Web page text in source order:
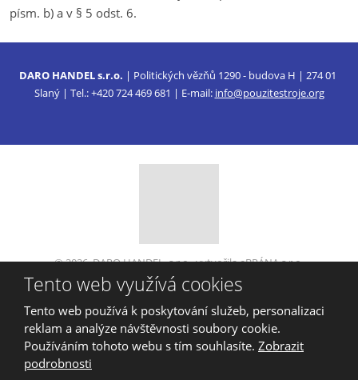
písm. b) a v § 5 odst. 6.
DARO HANDEL s.r.o. | Politických vězňů 1290 - budova H | 274 01
Slaný | Tel.: +420 724 469 681 | E-mail: info@pouzitestroje.org
© 2026, DARO HANDEL, s.r.o., vytvořila eBRÁNA s.r.o.
Mapa stránek |Podmínky použití
VYROBILA
Tento web je chráněn pomocí Google ReCAPTCHA a platí pro něj
Tento web využívá cookies
Tento web používá k poskytování služeb, personalizaci
reklam a analýze návštěvnosti soubory cookie.
Používáním tohoto webu s tím souhlasíte. Zobrazit
podrobnosti